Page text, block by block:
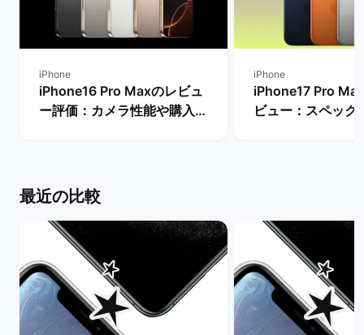
iPhone
iPhone16 Pro Maxのレビュ
ー評価：カメラ性能や購入す
iPhone
iPhone17 Pro
ビュー：スペック
最近の比較